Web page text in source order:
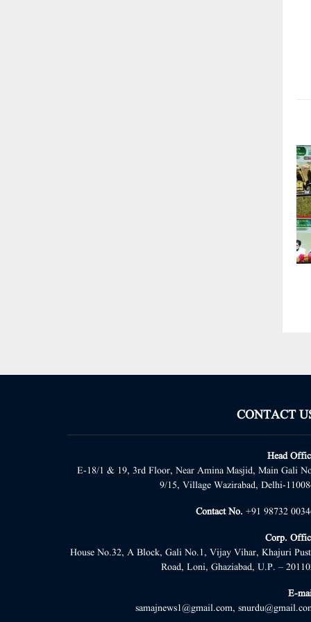
CONTACT
Head
E-18/1 & 19, 3rd Floor, Near Amina Masjid, Main Gali
9/15, Village Wazirabad, Delhi-
Contact No. +91 98732
Corp.
House No.32, A Block, Gali No.1, Vijay Vihar, Khajuri
Road, Loni, Ghaziabad, U.P. –
E-
samajnews1@gmail.com,